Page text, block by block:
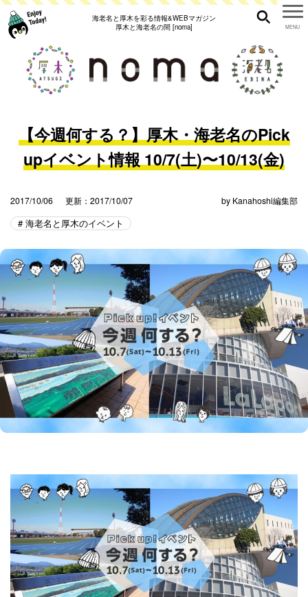
海老名と厚木を彩る情報&WEBマガジン
厚木と海老名の間 [noma]
【今週何する？】厚木・海老名のPick
upイベント情報 10/7(土)〜10/13(金)
2017/10/06 更新：2017/10/07 by Kanahoshi編集部
海老名と厚木のイベント